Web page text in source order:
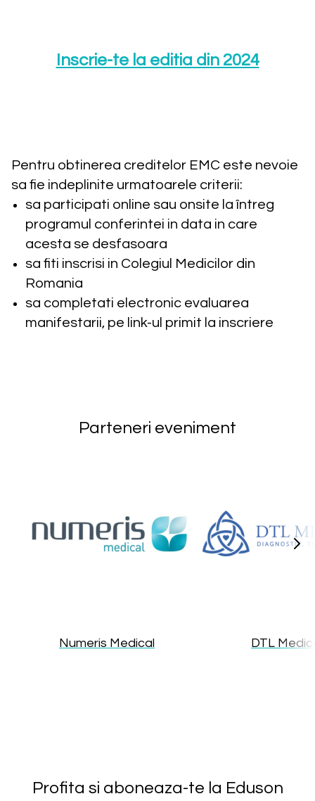
Inscrie-te la editia din 2024
Pentru obtinerea creditelor EMC este nevoie
sa fie indeplinite urmatoarele criterii:
sa participati online sau onsite la întreg
programul conferintei in data in care
acesta se desfasoara
sa fiti inscrisi in Colegiul Medicilor din
Romania
sa completati electronic evaluarea
manifestarii, pe link-ul primit la inscriere
Parteneri eveniment
Numeris Medical DTL
Profita si aboneaza-te la Eduson